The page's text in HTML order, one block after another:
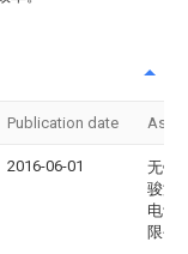
Publication date
2016-06-01
无锡
骏液
电设
限公